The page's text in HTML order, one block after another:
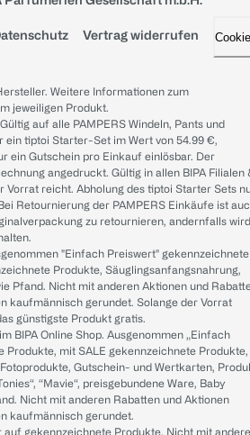
Vertrag widerrufen
Weitere Informationen zum
jeweiligen Produkt.
auf alle PAMPERS Windeln, Pants und
ein tiptoi Starter-Set im Wert von 54.99 €,
ein Gutschein pro Einkauf einlösbar. Der
angedruckt. Gültig in allen BIPA Filialen
Vorrat reicht. Abholung des tiptoi Starter Sets
Retournierung der PAMPERS Einkäufe ist
zu retournieren, andernfalls wird
"Einfach Preiswert" gekennzeichnete
Produkte, Säuglingsanfangsnahrung,
Pfand. Nicht mit anderen Aktionen und
kaufmännisch gerundet. Solange der Vorrat
günstigste Produkt gratis.
BIPA Online Shop. Ausgenommen „Einfach
Produkte, mit SALE gekennzeichnete Produkte,
Gutschein- und Wertkarten,
“Mavie“, preisgebundene Ware, Baby
Nicht mit anderen Rabatten und Aktionen
kaufmännisch gerundet.
auf gekennzeichnete Produkte. Nicht mit